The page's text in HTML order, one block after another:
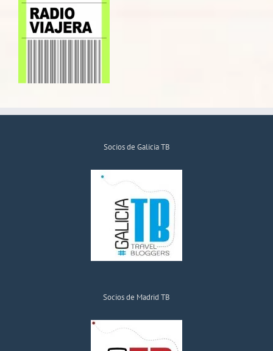
Socios de Galicia TB
Socios de Madrid TB